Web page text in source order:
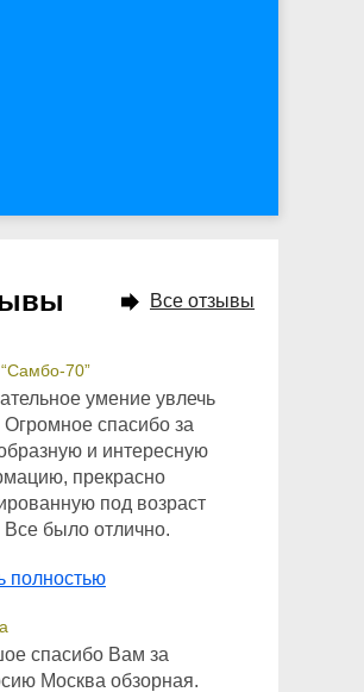
Все отзывы
70”
умение увлечь
Огромное спасибо за
и интересную
прекрасно
под возраст
Все было отлично.
полностью
спасибо Вам за
Москва обзорная.